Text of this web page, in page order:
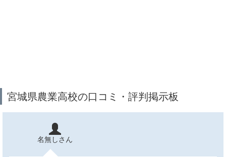
宮城県農業高校の口コミ・評判掲示板
名無しさん